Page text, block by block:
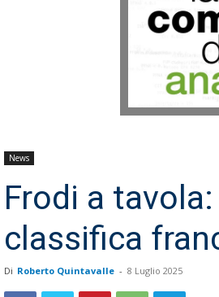
News
Frodi a
classifica
Di Roberto Quintavalle - 8 Luglio 2025